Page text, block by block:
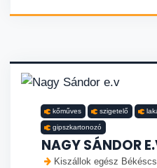
kőműves szigetelő
gipszkartonozó
NAGY SÁNDOR
Kiszállok egész